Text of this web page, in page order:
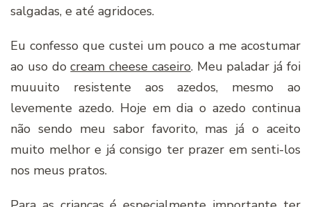
salgadas, e até agridoces.
Eu confesso que custei um pouco a me acostumar
ao uso docream cheese caseiro. Meu paladar já foi
muuuito resistente aos azedos, mesmo ao
levemente azedo. Hoje em dia o azedo continua
não sendo meu sabor favorito, mas já o aceito
muito melhor e já consigo ter prazer em senti-los
nos meus pratos.